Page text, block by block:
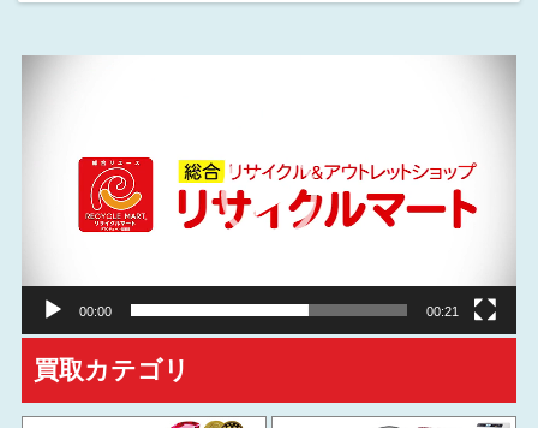
00:00 00:21
買取カテゴリ